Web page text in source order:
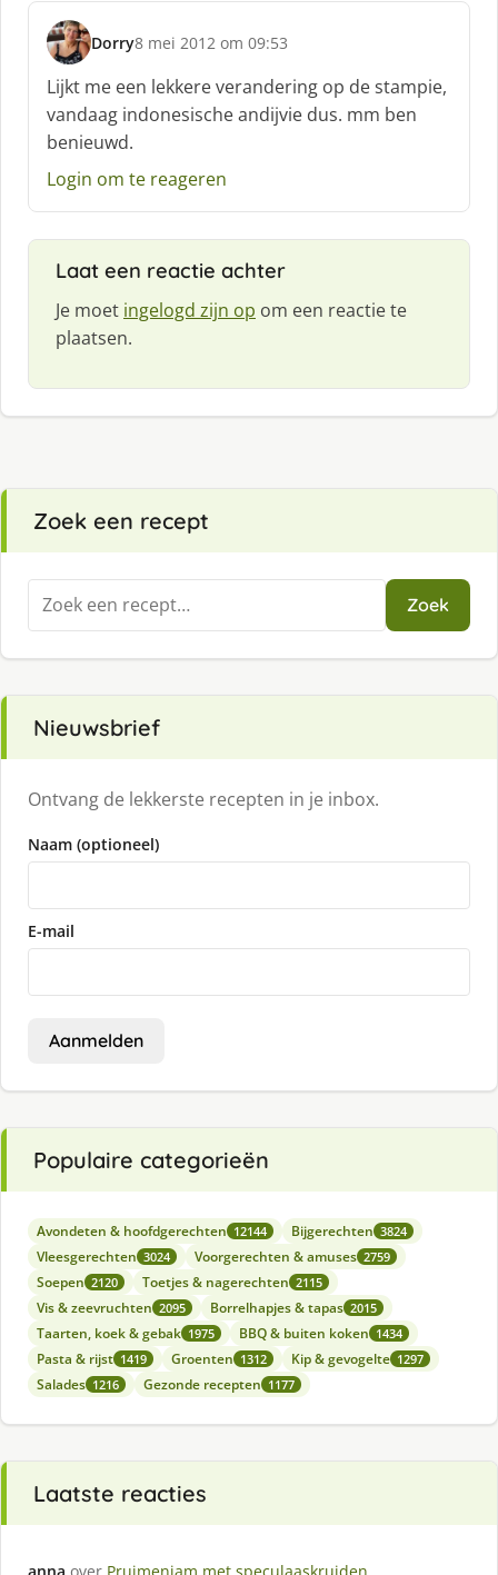
f
:
Dorry
s
c
h
r
e
e
:
8 mei 2012 om 09:53
Lijkt me een lekkere verandering op de stampie,
vandaag indonesische andijvie dus. mm ben
benieuwd.
Login om te reageren
Laat een reactie achter
Je moet ingelogd zijn op om een reactie te
plaatsen.
Zoek een recept
Zoeken
naar:
Zoek
Nieuwsbrief
Ontvang de lekkerste recepten in je inbox.
Naam (optioneel)
E-mail
Aanmelden
Populaire categorieën
Avondeten & hoofdgerechten 12144 Bijgerechten 3824
Vleesgerechten 3024 Voorgerechten & amuses 2759
Soepen 2120 Toetjes & nagerechten 2115
Vis & zeevruchten 2095 Borrelhapjes & tapas 2015
Taarten, koek & gebak 1975 BBQ & buiten koken 1434
Pasta & rijst 1419 Groenten 1312 Kip & gevogelte 1297
Salades 1216 Gezonde recepten 1177
Laatste reacties